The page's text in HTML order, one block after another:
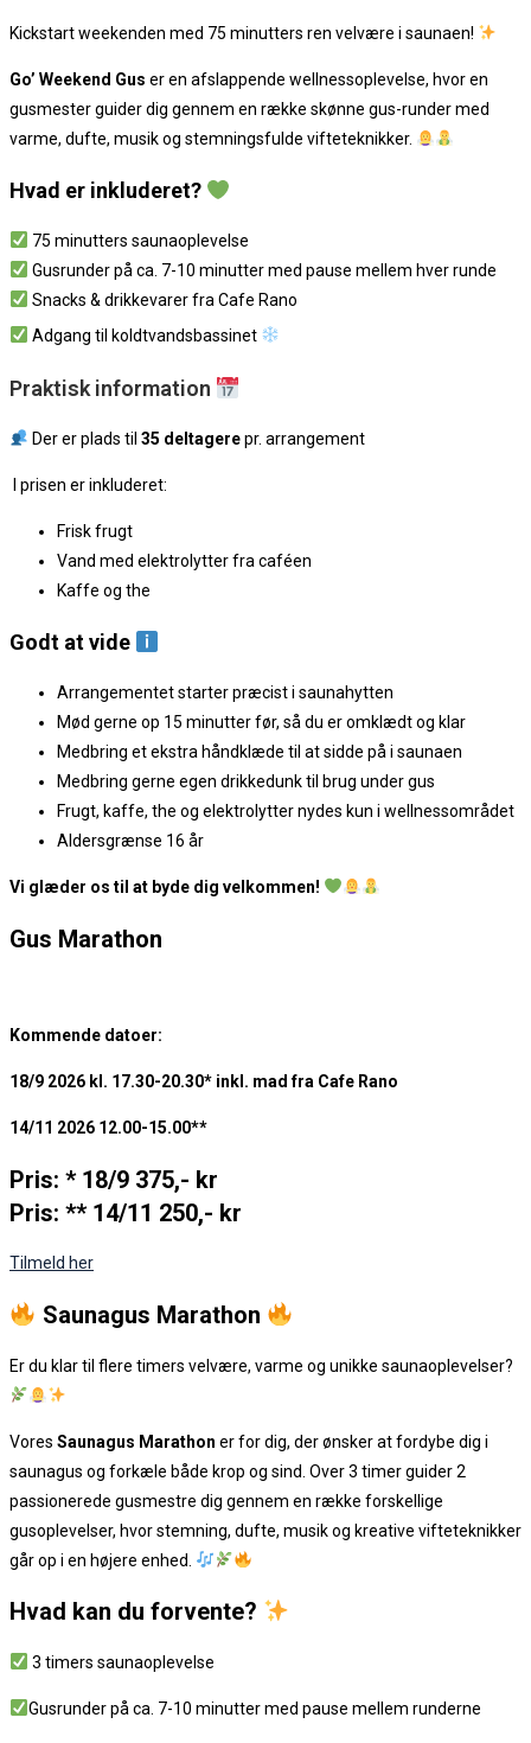
Kickstart weekenden med 75 minutters ren velvære i saunaen!
Go’ Weekend Gus er en afslappende wellnessoplevelse, hvor en
gusmester guider dig gennem en række skønne gus-runder med
varme, dufte, musik og stemningsfulde vifteteknikker.
Hvad er inkluderet?
75 minutters saunaoplevelse
Gusrunder på ca. 7-10 minutter med pause mellem hver runde
Snacks & drikkevarer fra Cafe Rano
Adgang til koldtvandsbassinet
Praktisk information
Der er plads til 35 deltagerepr. arrangement
I prisen er inkluderet:
Frisk frugt
Vand med elektrolytter fra caféen
Kaffe og the
Godt at vide
Arrangementet starter præcist i saunahytten
Mød gerne op 15 minutter før, så du er omklædt og klar
Medbring et ekstra håndklæde til at sidde på i saunaen
Medbring gerne egen drikkedunk til brug under gus
Frugt, kaffe, the og elektrolytter nydes kun i wellnessområdet
Aldersgrænse 16 år
Vi glæder os til at byde dig velkommen!
Gus Marathon
Kommende datoer:
18/9 2026 kl. 17.30-20.30* inkl. mad fra Cafe Rano
14/11 2026 12.00-15.00**
Pris: * 18/9 375,- kr
Pris: ** 14/11 250,- kr
Tilmeld her
Saunagus Marathon
Er du klar til flere timers velvære, varme og unikke saunaoplevelser?
Vores Saunagus Marathon er for dig, der ønsker at fordybe dig i
saunagus og forkæle både krop og sind. Over 3 timer guider 2
passionerede gusmestre dig gennem en række forskellige
gusoplevelser, hvor stemning, dufte, musik og kreative vifteteknikker
går op i en højere enhed.
Hvad kan du forvente?
3 timers saunaoplevelse
Gusrunder på ca. 7-10 minutter med pause mellem runderne